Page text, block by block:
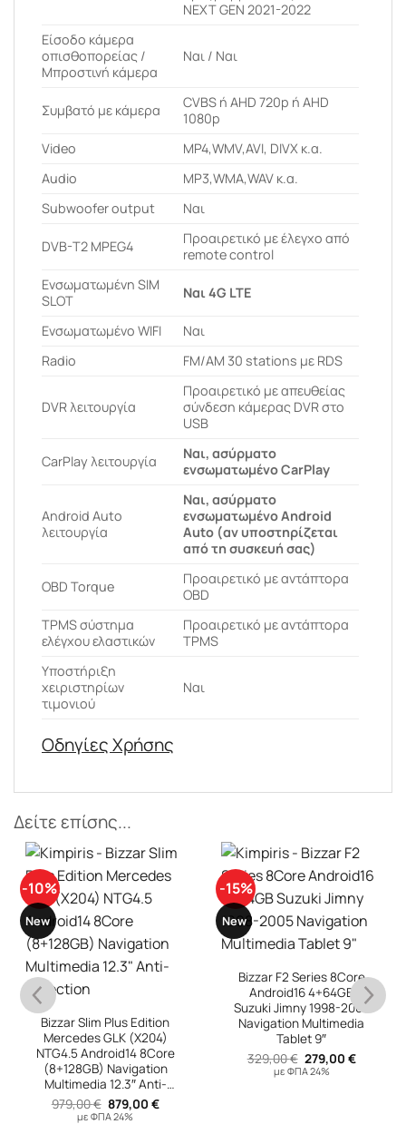
NEXT GEN 2021-2022
Είσοδο κάμερα
οπισθοπορείας /
Μπροστινή κάμερα
Ναι / Ναι
Συμβατό με κάμερα
CVBS ή AHD 720p ή AHD
1080p
Video
MP4,WMV,AVI, DIVX κ.α.
Audio
MP3,WMA,WAV κ.α.
Subwoofer output
Ναι
DVB-T2 MPEG4
Προαιρετικό με έλεγχο από
remote control
Ενσωματωμένη SIM
SLOT
Ναι 4G LTE
Ενσωματωμένο WIFI
Ναι
Radio
FM/AM 30 stations με RDS
DVR λειτουργία
Προαιρετικό με απευθείας
σύνδεση κάμερας DVR στο
USB
CarPlay λειτουργία
Ναι, ασύρματο
ενσωματωμένο CarPlay
Android Auto
λειτουργία
Ναι, ασύρματο
ενσωματωμένο Android
Auto (αν υποστηρίζεται
από τη συσκευή σας)
OBD Torque
Προαιρετικό με αντάπτορα
OBD
ΤPMS σύστημα
ελέγχου ελαστικών
Προαιρετικό με αντάπτορα
TPMS
Υποστήριξη
χειριστηρίων
τιμονιού
Ναι
Οδηγίες Χρήσης
Δείτε επίσης...
-10%
New
Bizzar Slim Plus Edition
Mercedes GLK (X204)
NTG4.5 Android14 8Core
(8+128GB) Navigation
Multimedia 12.3″ Anti-
reflection
979,00€ Original
price
879,00 €Η
με ΦΠΑ 24%
-15%
New
Bizzar F2 Series 8Core
Android16 4+64GB
Suzuki Jimny 1998-2005
Navigation Multimedia
Tablet 9″
329,00€ Original
price
279,00 €Η
με ΦΠΑ 24%